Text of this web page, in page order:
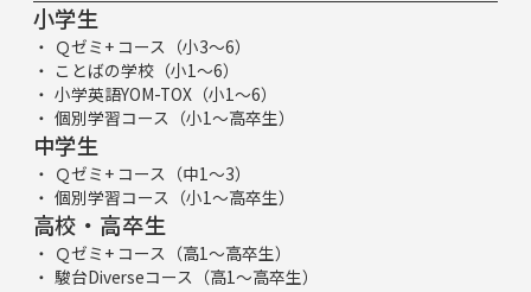
小学生
Ｑゼミ+ コース（小3～6）
ことばの学校（小1～6）
小学英語YOM-TOX（小1～6）
個別学習コース（小1～高卒生）
中学生
Ｑゼミ+ コース（中1～3）
個別学習コース（小1～高卒生）
高校・高卒生
Ｑゼミ+ コース（高1～高卒生）
駿台Diverseコース（高1～高卒生）